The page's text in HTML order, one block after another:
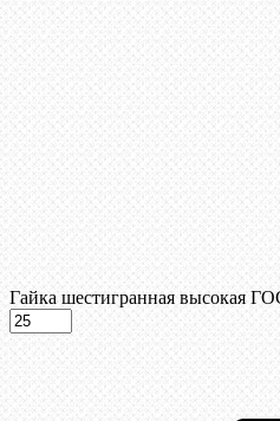
Гайка шестигранная высокая